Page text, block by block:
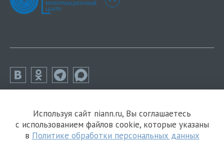
Используя сайт niann.ru, Вы соглашаетесь
с использованием файлов cookie, которые указаны
в Политике обработки персональных данных